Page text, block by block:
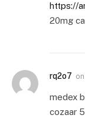
https://
20mg
rq2o7 on
medex
cozaar